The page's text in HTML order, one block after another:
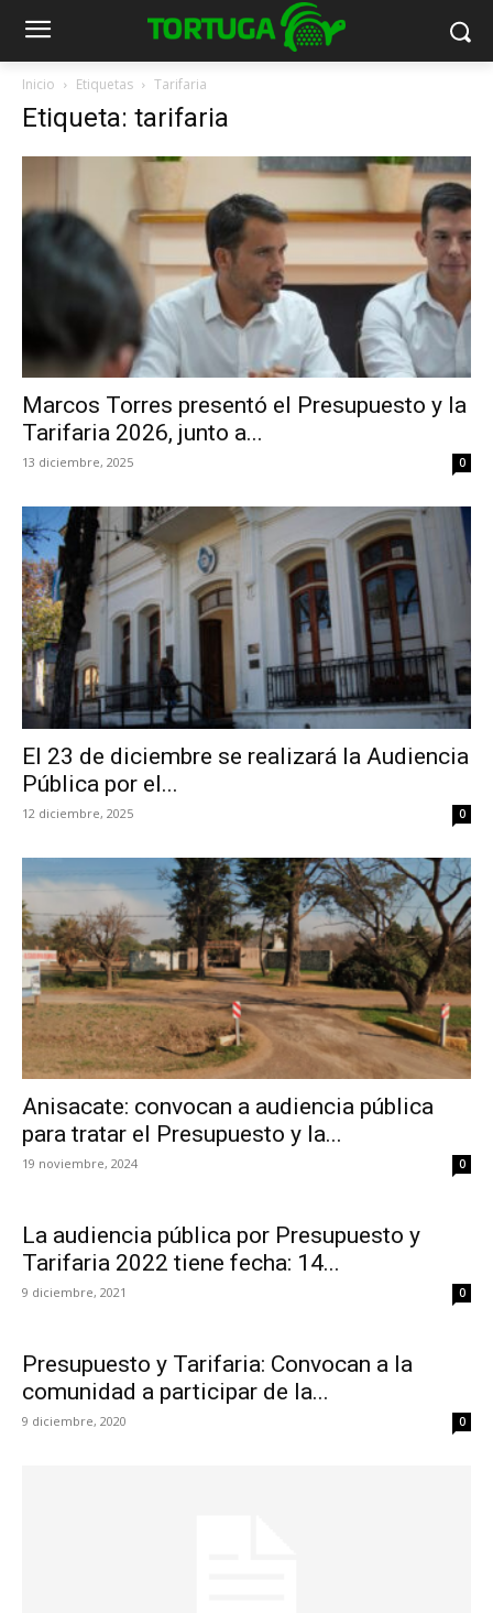
Inicio Etiquetas Tarifaria
Etiqueta: tarifaria
Marcos Torres presentó el Presupuesto y la
Tarifaria 2026, junto a...
13 diciembre, 2025 0
El 23 de diciembre se realizará la Audiencia
Pública por el...
12 diciembre, 2025 0
Anisacate: convocan a audiencia pública
para tratar el Presupuesto y la...
19 noviembre, 2024 0
La audiencia pública por Presupuesto y
Tarifaria 2022 tiene fecha: 14...
9 diciembre, 2021 0
Presupuesto y Tarifaria: Convocan a la
comunidad a participar de la...
9 diciembre, 2020 0